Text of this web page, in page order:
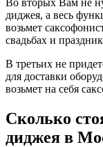
диджея, а весь
возьмет
свадьбах и
В третьих не
для доставки
возьмет на себя
Сколько
диджея в